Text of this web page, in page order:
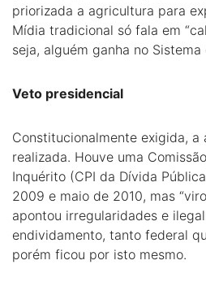
priorizada a agricultura para
Mídia tradicional só fala em
seja, alguém ganha no
Veto presidencial
Constitucionalmente exigida, a
realizada. Houve uma
Inquérito (CPI da Dívida
2009 e maio de 2010, mas
apontou irregularidades e
endividamento, tanto federal
porém ficou por isto mesmo.